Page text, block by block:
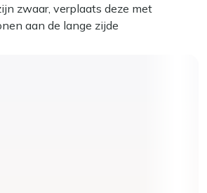
zwaar, verplaats deze met
aan de lange zijde